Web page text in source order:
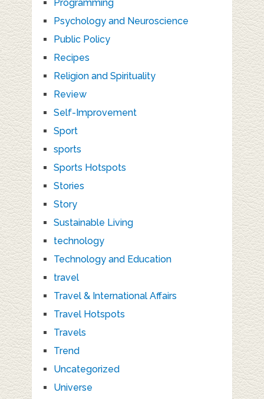
Programming
Psychology and Neuroscience
Public Policy
Recipes
Religion and Spirituality
Review
Self-Improvement
Sport
sports
Sports Hotspots
Stories
Story
Sustainable Living
technology
Technology and Education
travel
Travel & International Affairs
Travel Hotspots
Travels
Trend
Uncategorized
Universe